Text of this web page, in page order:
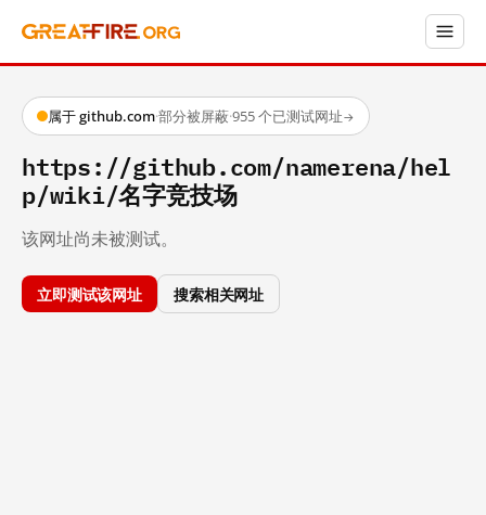
属于 github.com·部分被屏蔽·955 个已测试网址→
https://github.com/namerena/hel
p/wiki/名字竞技场
该网址尚未被测试。
立即测试该网址 搜索相关网址